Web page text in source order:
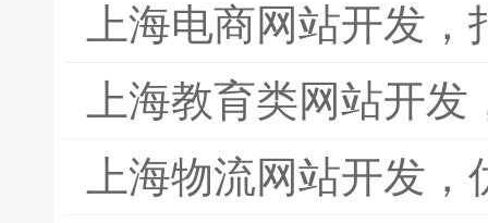
上海电商网站开发
上海教育类网站开
上海物流网站开发